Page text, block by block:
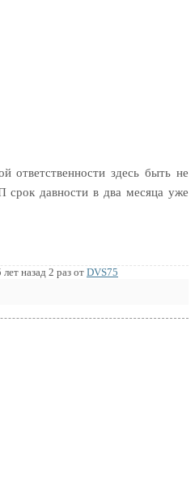
ответственности здесь быть не
давности в два месяца уже
назад 2 раз от DVS75